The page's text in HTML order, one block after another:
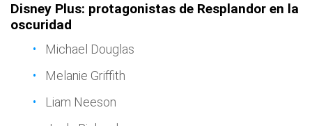
Disney Plus: protagonistas de Resplandor en la
oscuridad
Michael Douglas
Melanie Griffith
Liam Neeson